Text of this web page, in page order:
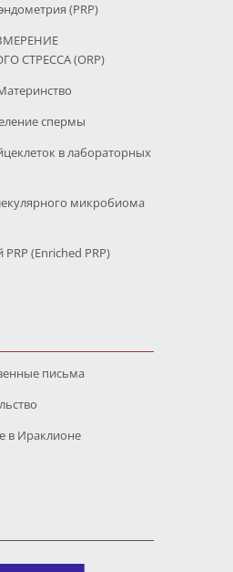
(PRP)
СТРЕССА (ΟRP)
спермы
в лабораторных
микробиома
(Enriched PRP)
письма
в Ираклионе